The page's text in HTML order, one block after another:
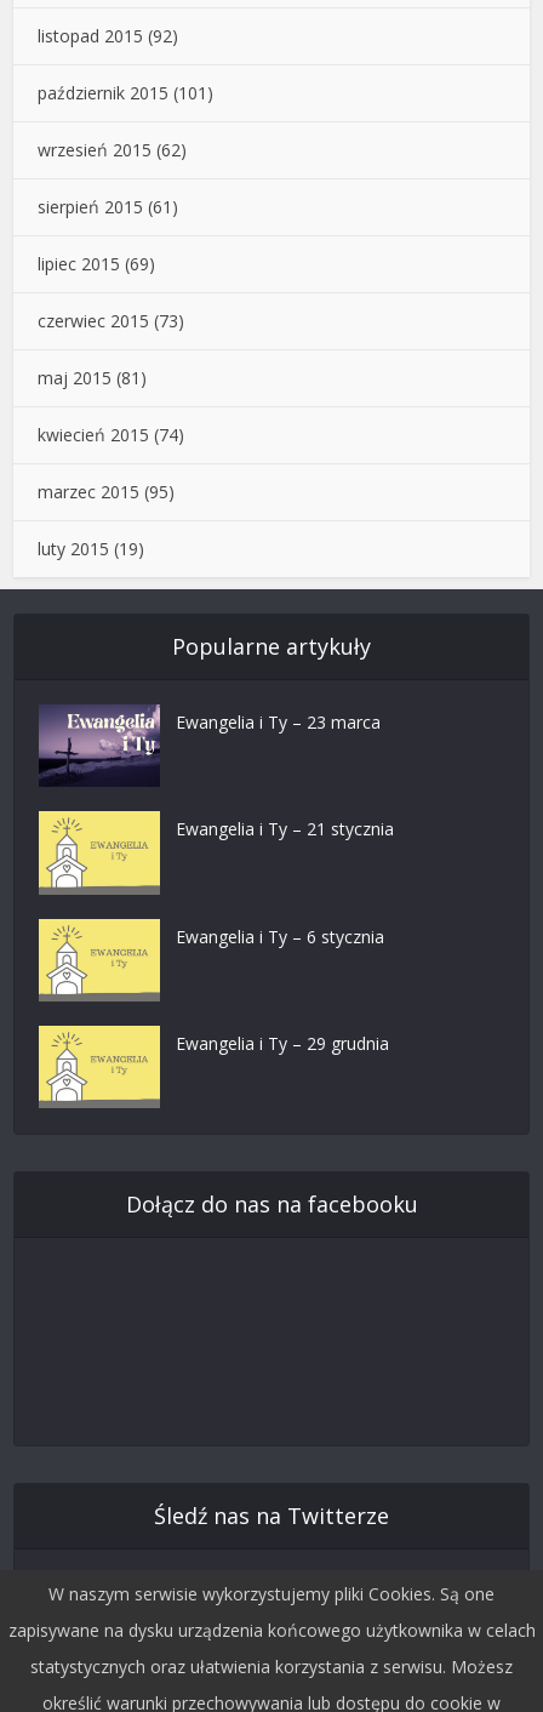
listopad 2015 (92)
październik 2015 (101)
wrzesień 2015 (62)
sierpień 2015 (61)
lipiec 2015 (69)
czerwiec 2015 (73)
maj 2015 (81)
kwiecień 2015 (74)
marzec 2015 (95)
luty 2015 (19)
Popularne artykuły
Ewangelia i Ty – 23 marca
Ewangelia i Ty – 21 stycznia
Ewangelia i Ty – 6 stycznia
Ewangelia i Ty – 29 grudnia
Dołącz do nas na facebooku
Śledź nas na Twitterze
W naszym serwisie wykorzystujemy pliki Cookies. Są one
zapisywane na dysku urządzenia końcowego użytkownika w celach
statystycznych oraz ułatwienia korzystania z serwisu. Możesz
określić warunki przechowywania lub dostępu do cookie w